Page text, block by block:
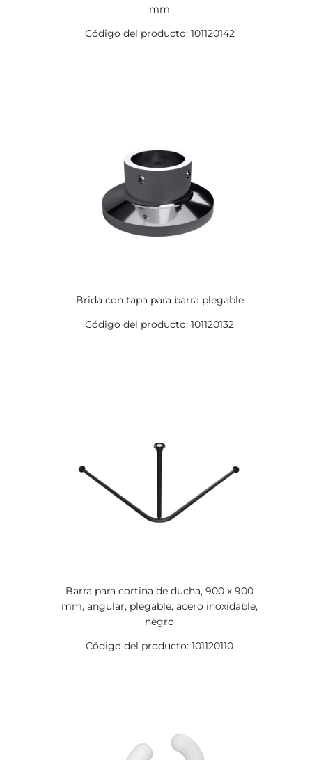
mm
Código del producto: 101120142
Brida con tapa para barra plegable
Código del producto: 101120132
Barra para cortina de ducha, 900 x 900
mm, angular, plegable, acero inoxidable,
negro
Código del producto: 101120110